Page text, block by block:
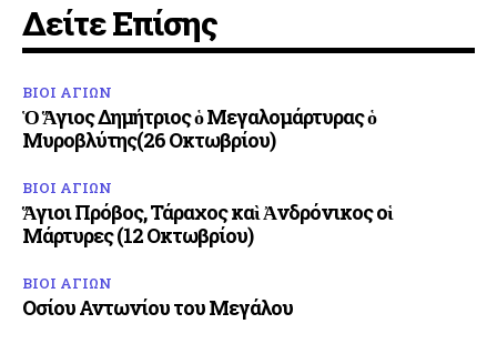
Δείτε Επίσης
ΒΙΟΙ ΑΓΙΩΝ
Ὁ Ἅγιος Δημήτριος ὁ Μεγαλομάρτυρας ὁ
Μυροβλύτης(26 Οκτωβρίου)
ΒΙΟΙ ΑΓΙΩΝ
Ἅγιοι Πρόβος, Τάραχος καὶ Ἀνδρόνικος οἱ
Μάρτυρες (12 Οκτωβρίου)
ΒΙΟΙ ΑΓΙΩΝ
Οσίου Αντωνίου του Μεγάλου